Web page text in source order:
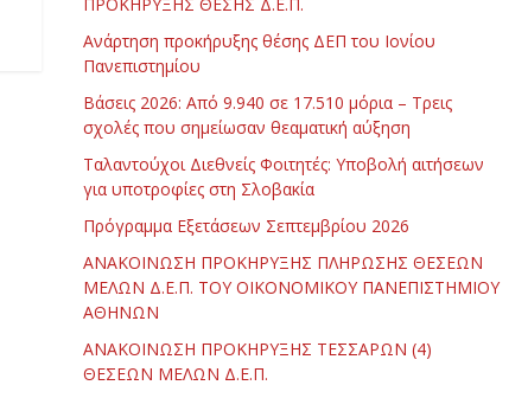
Ανάρτηση προκήρυξης θέσης ΔΕΠ του Ιονίου
Πανεπιστημίου
Βάσεις 2026: Από 9.940 σε 17.510 μόρια – Τρεις
σχολές που σημείωσαν θεαματική αύξηση
Ταλαντούχοι Διεθνείς Φοιτητές: Υποβολή αιτήσεων
για υποτροφίες στη Σλοβακία
Πρόγραμμα Εξετάσεων Σεπτεμβρίου 2026
ΑΝΑΚΟΙΝΩΣΗ ΠΡΟΚΗΡΥΞΗΣ ΠΛΗΡΩΣΗΣ ΘΕΣΕΩΝ
ΜΕΛΩΝ Δ.Ε.Π. ΤΟΥ ΟΙΚΟΝΟΜΙΚΟΥ ΠΑΝΕΠΙΣΤΗΜΙΟΥ
ΑΘΗΝΩΝ
ΑΝΑΚΟΙΝΩΣΗ ΠΡΟΚΗΡΥΞΗΣ ΤΕΣΣΑΡΩΝ (4)
ΘΕΣΕΩΝ ΜΕΛΩΝ Δ.Ε.Π.